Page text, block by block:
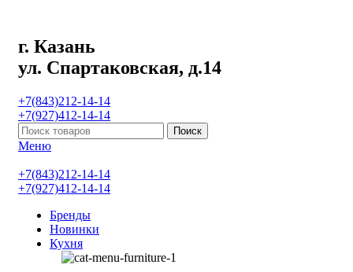
г. Казань
ул. Спартаковская, д.14
+7(843)212-14-14
+7(927)412-14-14
Поиск
Меню
+7(843)212-14-14
+7(927)412-14-14
Бренды
Новинки
Кухня